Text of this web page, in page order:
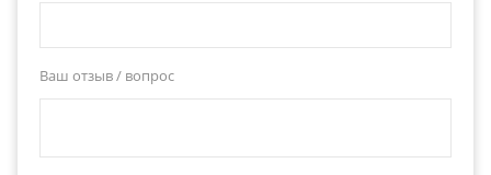
Ваш отзыв / вопрос